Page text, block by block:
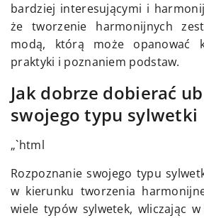
bardziej interesującymi i
że tworzenie harmonijnych
modą, którą może opanować
praktyki i poznaniem podstaw.
Jak dobrze dobierać
swojego typu sylwetki
„`html
Rozpoznanie swojego typu
w kierunku tworzenia
wiele typów sylwetek, wliczając